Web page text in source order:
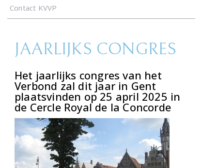
Contact KVVP
JAARLIJKS CONGRES
Het jaarlijks congres van het
Verbond zal dit jaar in Gent
plaatsvinden op 25 april 2025 in
de Cercle Royal de la Concorde